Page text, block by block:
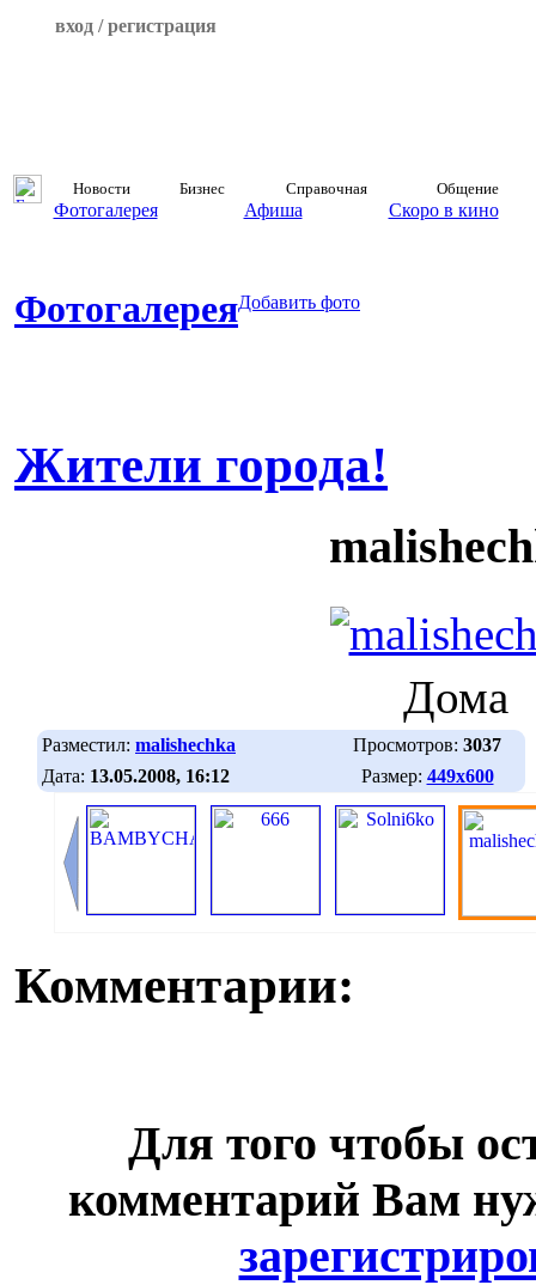
вход / регистрация
Новости Бизнес Справочная Общение
Фотогалерея Афиша Скоро в кино
ФотогалереяДобавить фото
Жители города!
Дома
Разместил: malishechka Просмотров: 3037
Дата: 13.05.2008, 16:12 Размер: 449х600
Комментарии:
Для того чтобы
комментарий Вам